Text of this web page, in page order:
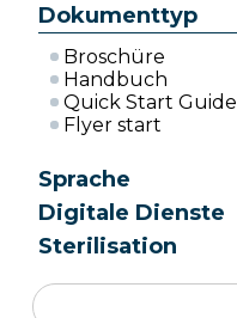
Dokumenttyp
Broschüre
Handbuch
Quick Start Guide
Flyer start
Sprache
Italiano
English
Français
Digitale Dienste
EasyCheck
Sterilisation
Supreme